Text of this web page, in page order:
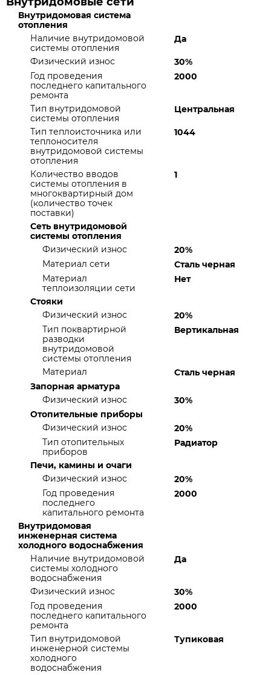
Внутридомовая система
отопления
Наличие внутридомовой
системы отопления
Да
Физический износ
30%
Год проведения
последнего капитального
ремонта
2000
Тип внутридомовой
системы отопления
Центральная
Тип теплоисточника или
теплоносителя
внутридомовой системы
отопления
1044
Количество вводов
системы отопления в
многоквартирный дом
(количество точек
поставки)
1
Сеть внутридомовой
системы отопления
Физический износ
20%
Материал сети
Сталь черная
Материал
теплоизоляции сети
Нет
Стояки
Физический износ
20%
Тип поквартирной
разводки
внутридомовой
системы отопления
Вертикальная
Материал
Сталь черная
Запорная арматура
Физический износ
30%
Отопительные приборы
Физический износ
20%
Тип отопительных
приборов
Радиатор
Печи, камины и очаги
Физический износ
20%
Год проведения
последнего
капитального ремонта
2000
Внутридомовая
инженерная система
холодного водоснабжения
Наличие внутридомовой
системы холодного
водоснабжения
Да
Физический износ
30%
Год проведения
последнего капитального
ремонта
2000
Тип внутридомовой
инженерной системы
холодного
водоснабжения
Тупиковая